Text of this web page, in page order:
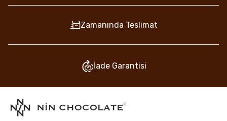
Zamanında Teslimat
İade Garantisi